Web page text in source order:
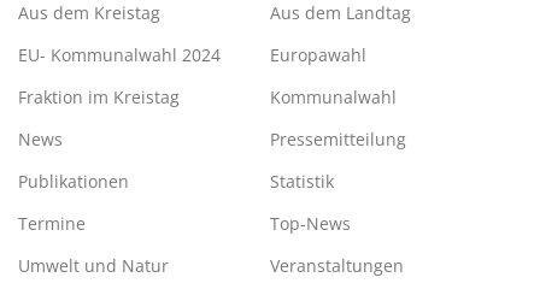
Aus dem Kreistag
Aus dem Landtag
EU- Kommunalwahl 2024
Europawahl
Fraktion im Kreistag
Kommunalwahl
News
Pressemitteilung
Publikationen
Statistik
Termine
Top-News
Umwelt und Natur
Veranstaltungen